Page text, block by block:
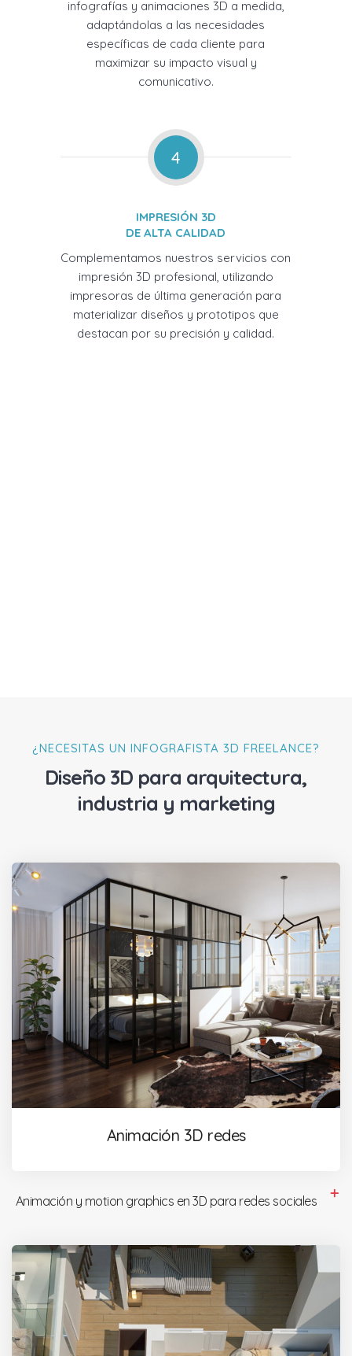
infografías y animaciones 3D a medida,
adaptándolas a las necesidades
específicas de cada cliente para
maximizar su impacto visual y
comunicativo.
4
IMPRESIÓN 3D
DE ALTA CALIDAD
Complementamos nuestros servicios con
impresión 3D profesional, utilizando
impresoras de última generación para
materializar diseños y prototipos que
destacan por su precisión y calidad.
¿NECESITAS UN INFOGRAFISTA 3D FREELANCE?
Diseño 3D para arquitectura,
industria y marketing
Animación 3D redes
Animación y motion graphics en 3D para redes sociales